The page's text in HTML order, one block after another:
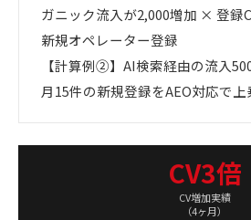
ガニック流入が2,000増加 × 登録
新規オペレーター登録
【計算例②】AI検索経由の流入
月15件の新規登録をAEO対応で上
CV3倍
CV増加実績
（4ヶ月）